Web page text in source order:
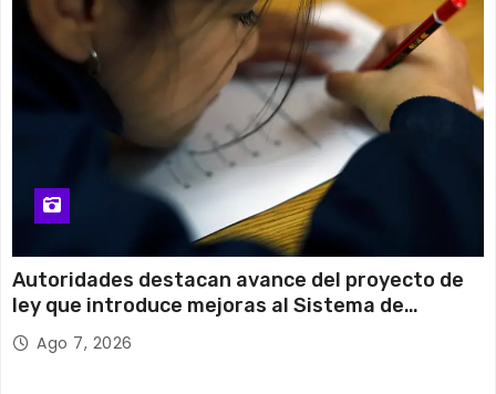
Autoridades destacan avance del proyecto de
ley que introduce mejoras al Sistema de
Admisión Escolar
Ago 7, 2026